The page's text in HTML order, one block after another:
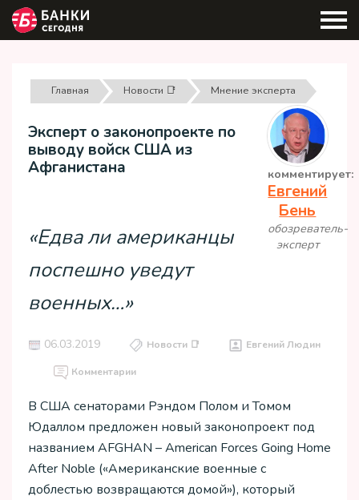
Главная Новости 📑 Мнение эксперта
Эксперт о законопроекте по
выводу войск США из
Афганистана
«Едва ли американцы
поспешно уведут
военных…»
комментирует:
Евгений
Бень
обозреватель-
эксперт
06.03.2019 Новости 📑 Евгений Людин
Комментарии
В США сенаторами Рэндом Полом и Томом
Юдаллом предложен новый законопроект под
названием AFGHAN – American Forces Going Home
After Noble («Американские военные с
доблестью возвращаются домой»), который